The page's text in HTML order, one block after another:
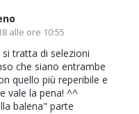
alle ore 10:55
tratta di selezioni
che siano entrambe
quello più reperibile e
vale la pena! ^^
balena" parte